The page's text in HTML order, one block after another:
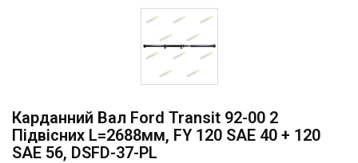
Карданний Вал Ford Transit 92-00 2
Підвісних L=2688мм, FY 120 SAE 40 + 120
SAE 56, DSFD-37-PL